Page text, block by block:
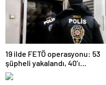
19 ilde FETÖ operasyonu: 53
şüpheli yakalandı, 40’ı
tutuklandı